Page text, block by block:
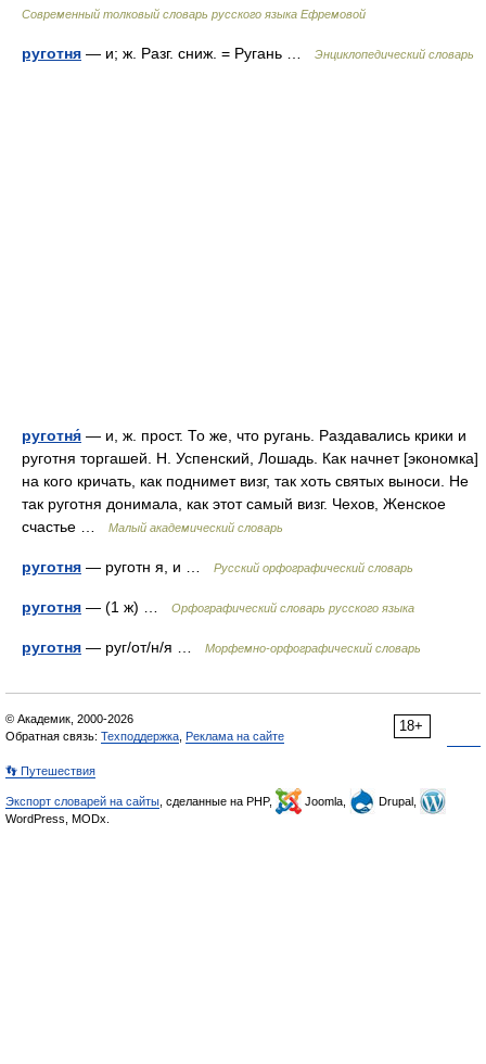
Современный толковый словарь русского языка Ефремовой
руготня — и; ж. Разг. сниж. = Ругань … Энциклопедический словарь
руготня́ — и, ж. прост. То же, что ругань. Раздавались крики и
руготня торгашей. Н. Успенский, Лошадь. Как начнет [экономка]
на кого кричать, как поднимет визг, так хоть святых выноси. Не
так руготня донимала, как этот самый визг. Чехов, Женское
счастье …
Малый академический словарь
руготня — руготн я, и … Русский орфографический словарь
руготня — (1 ж) … Орфографический словарь русского языка
руготня — руг/от/н/я … Морфемно-орфографический словарь
18+
© Академик, 2000-2026
Обратная связь: Техподдержка Реклама на сайте
👣 Путешествия
Экспорт словарей на сайты , сделанные на PHP, Joomla,
Drupal,
WordPress, MODx.